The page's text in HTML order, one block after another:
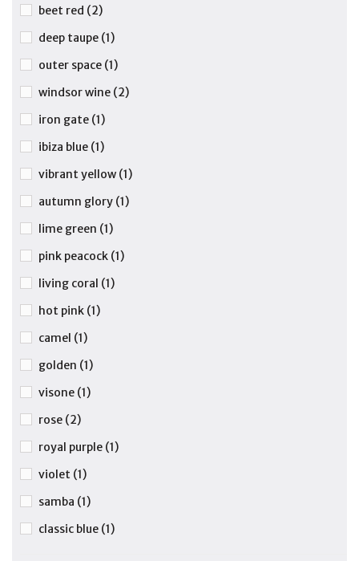
beet red (2)
deep taupe (1)
outer space (1)
windsor wine (2)
iron gate (1)
ibiza blue (1)
vibrant yellow (1)
autumn glory (1)
lime green (1)
pink peacock (1)
living coral (1)
hot pink (1)
camel (1)
golden (1)
visone (1)
rose (2)
royal purple (1)
violet (1)
samba (1)
classic blue (1)